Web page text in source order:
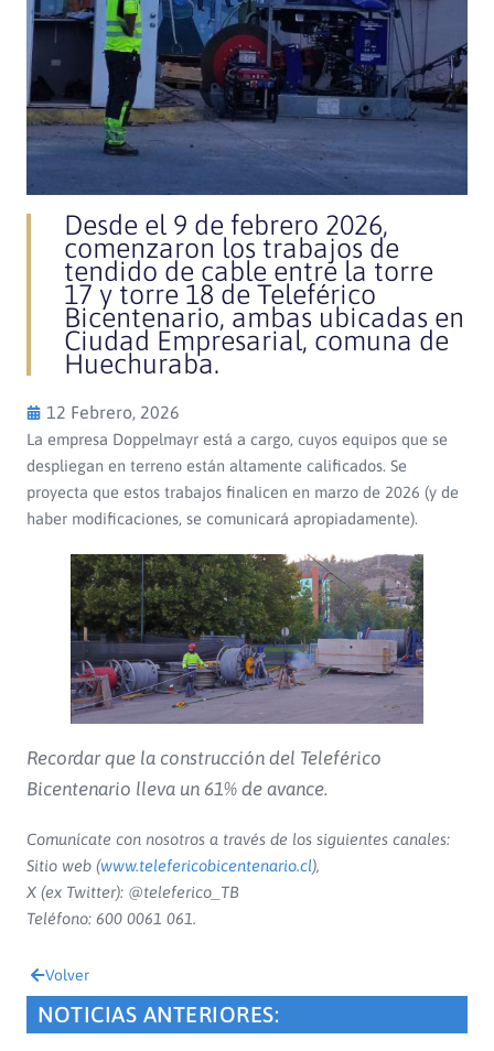
Desde el 9 de febrero 2026,
comenzaron los trabajos de
tendido de cable entre la torre
17 y torre 18 de Teleférico
Bicentenario, ambas ubicadas en
Ciudad Empresarial, comuna de
Huechuraba.
12 Febrero, 2026
La empresa Doppelmayr está a cargo, cuyos equipos que se
despliegan en terreno están altamente calificados. Se
proyecta que estos trabajos finalicen en marzo de 2026 (y de
haber modificaciones, se comunicará apropiadamente).
Recordar que la construcción del Teleférico
Bicentenario lleva un 61% de avance.
Comunícate con nosotros a través de los siguientes canales:
Sitio web (www.telefericobicentenario.cl),
X (ex Twitter): @teleferico_TB
Teléfono: 600 0061 061.
Volver
NOTICIAS ANTERIORES: